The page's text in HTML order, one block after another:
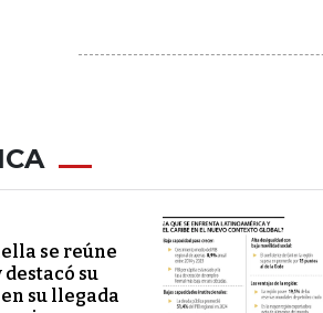
se reúne
su
su llegada